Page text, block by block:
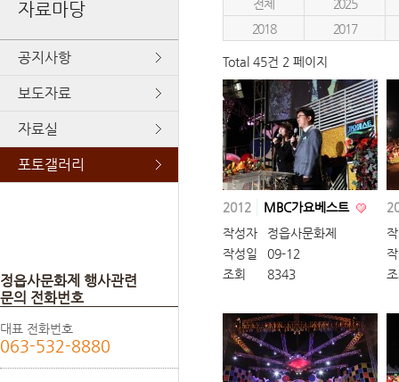
자료마당
공지사항
보도자료
자료실
포토갤러리
정읍사문화제 행사관련
문의 전화번호
대표 전화번호
063-532-8880
전체
2025
2018
2017
Total 45건 2 페이지
2012
MBC가요베스트
작성자
정읍사문화제
작성일
09-12
조회
8343